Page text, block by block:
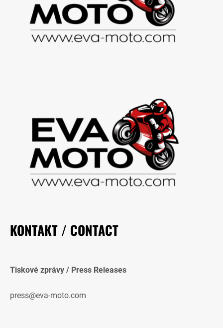
KONTAKT / CONTACT
Tiskové zprávy / Press Releases
press@eva-moto.com